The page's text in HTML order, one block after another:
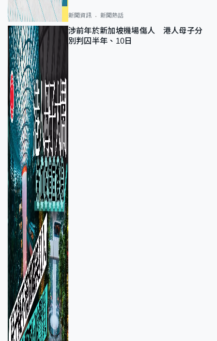
新聞資訊 新聞熱話
涉前年於新加坡機場傷人 港人母子分
別判囚半年、10日